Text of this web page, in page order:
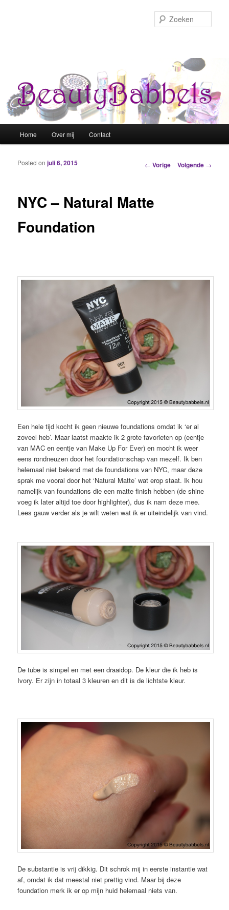
Spring naar de primaire inhoud
Spring naar de secundaire inhoud
Home Over mij Contact
Berichtnavigatie
← Vorige Volgende →
NYC – Natural Matte
Foundation
Posted onjuli 6, 2015
Een hele tijd kocht ik geen nieuwe foundations omdat ik ‘er al
zoveel heb’. Maar laatst maakte ik 2 grote favorieten op (eentje
van MAC en eentje van Make Up For Ever) en mocht ik weer
eens rondneuzen door het foundationschap van mezelf. Ik ben
helemaal niet bekend met de foundations van NYC, maar deze
sprak me vooral door het ‘Natural Matte’ wat erop staat. Ik hou
namelijk van foundations die een matte finish hebben (de shine
voeg ik later altijd toe door highlighter), dus ik nam deze mee.
Lees gauw verder als je wilt weten wat ik er uiteindelijk van vind.
De tube is simpel en met een draaidop. De kleur die ik heb is
Ivory. Er zijn in totaal 3 kleuren en dit is de lichtste kleur.
De substantie is vrij dikkig. Dit schrok mij in eerste instantie wat
af, omdat ik dat meestal niet prettig vind. Maar bij deze
foundation merk ik er op mijn huid helemaal niets van.